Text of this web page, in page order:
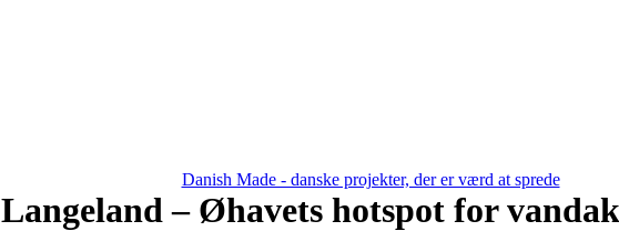
Danish Made - danske projekter, der er værd at sprede
Langeland – Øhavets hotspot for